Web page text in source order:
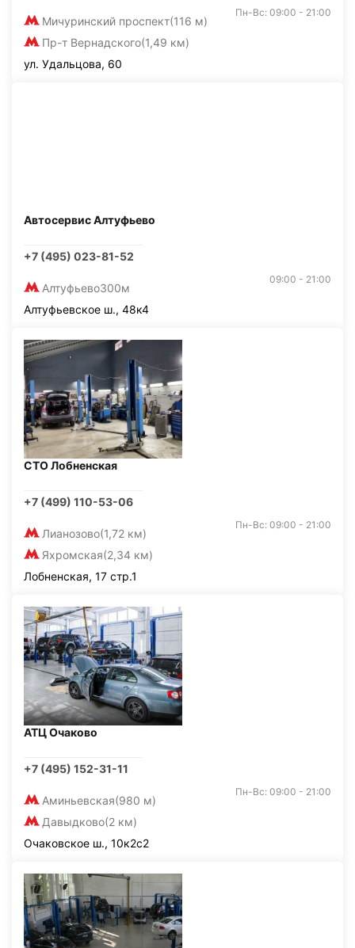
Мичуринский проспект(116 м)
Пр-т Вернадского(1,49 км)
Пн-Вс: 09:00 - 21:00
ул. Удальцова, 60
Автосервис Алтуфьево
+7 (495) 023-81-52
Алтуфьево300м
09:00 - 21:00
Алтуфьевское ш., 48к4
СТО Лобненская
+7 (499) 110-53-06
Лианозово(1,72 км)
Яхромская(2,34 км)
Пн-Вс: 09:00 - 21:00
Лобненская, 17 стр.1
АТЦ Очаково
+7 (495) 152-31-11
Аминьевская(980 м)
Давыдково(2 км)
Пн-Вс: 09:00 - 21:00
Очаковское ш., 10к2с2